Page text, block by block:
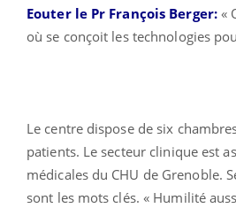
Eouter le Pr François Berger:«
où se conçoit les technologies
Le centre dispose de six
patients. Le secteur clinique est
médicales du CHU de Grenoble.
sont les mots clés. « Humilité